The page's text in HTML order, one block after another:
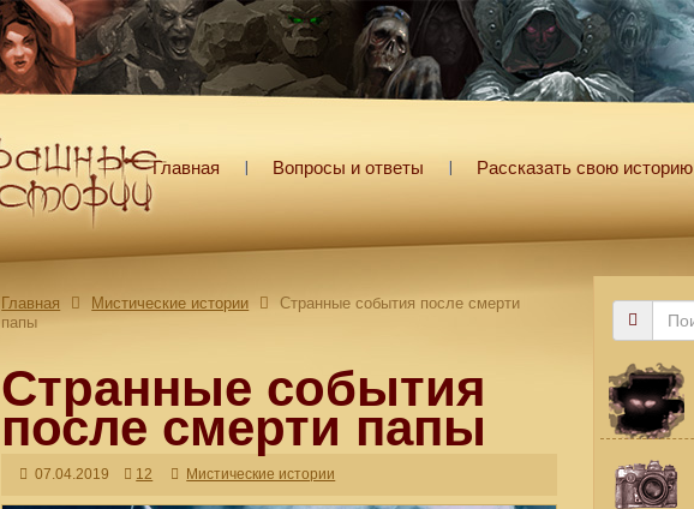
Главная Вопросы и ответы Рассказать свою историю
Главная Мистические истории
Странные события после смерти
папы
Странные события
после смерти папы
07.04.2019 12 Мистические истории
Поиск